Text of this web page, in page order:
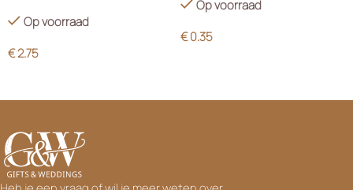
Op voorraad
€2.75
Op voorraad
€0.35